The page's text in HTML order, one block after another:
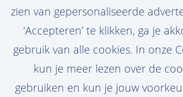
zien van gepersonaliseerde
‘Accepteren’ te klikken, ga je
gebruik van alle cookies. In onze
kun je meer lezen over de
gebruiken en kun je jouw
Stel job alert in